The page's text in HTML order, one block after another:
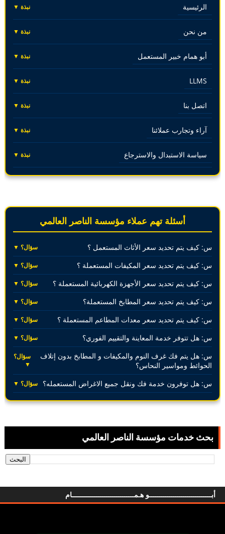
الرئيسية نبذة ▼
من نحن نبذة ▼
أبو همام خبير المستعمل نبذة ▼
LLMS نبذة ▼
اتصل بنا نبذة ▼
آراء وتجارب عملائنا نبذة ▼
سياسة الاستبدال والاسترجاع نبذة ▼
أسئلة تهم عملاء مؤسسة الناصر العالمي
س: كيف يتم تحديد سعر الأثاث المستعمل ؟ سؤال؟ ▼
س: كيف يتم تحديد سعر المكيفات المستعملة ؟ سؤال؟ ▼
س: كيف يتم تحديد سعر الأجهزة الكهربائية المستعملة ؟ سؤال؟ ▼
س: كيف يتم تحديد سعر المطابخ المستعملة؟ سؤال؟ ▼
س: كيف يتم تحديد سعر معدات المطاعم المستعملة ؟ سؤال؟ ▼
س: هل تتوفر خدمة المعاينة والتقييم الفوري؟ سؤال؟ ▼
س: هل يتم فك غرف النوم والمكيفات و المطابخ بدون إتلاف
الحوائط ومواسير النحاس؟
سؤال؟
▼
س: هل توفرون خدمة فك ونقل جميع الاغراض المستعمله؟ سؤال؟ ▼
بحث خدمات مؤسسة الناصر العالمي
أبـــــــــــــــــــــــــــــــو هـمـــــــــــــــــــــــــــــــام